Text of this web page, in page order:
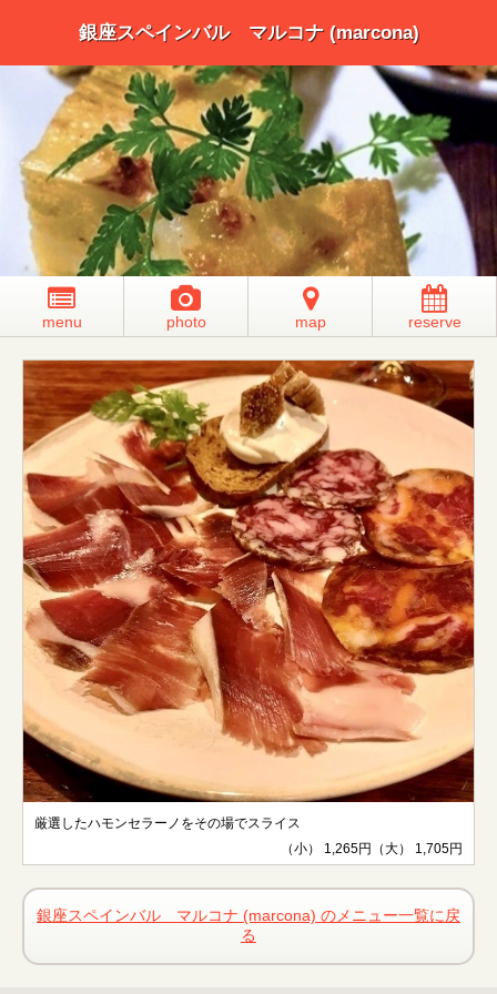
銀座スペインバル マルコナ (marcona)
menu photo map reserve
厳選したハモンセラーノをその場でスライス
（小） 1,265円（大） 1,705円
銀座スペインバル マルコナ (marcona) のメニュー一覧に戻
る